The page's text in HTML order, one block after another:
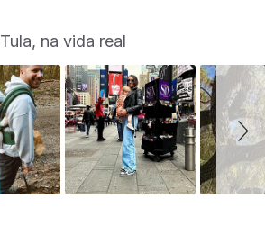
Tula, na vida real